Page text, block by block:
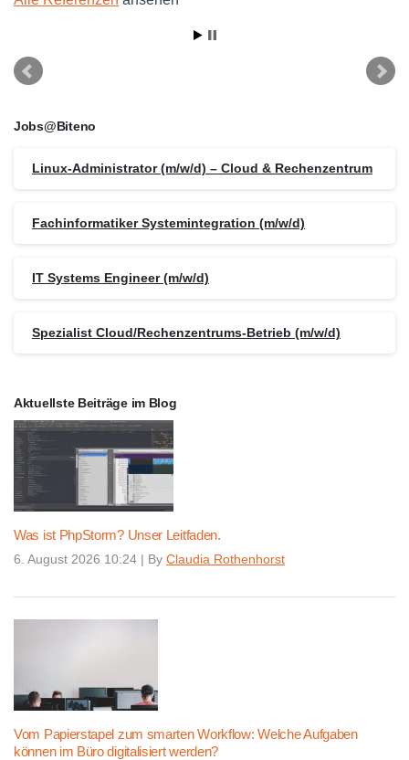
Jobs@Biteno
Linux-Administrator (m/w/d) – Cloud & Rechenzentrum
Fachinformatiker Systemintegration (m/w/d)
IT Systems Engineer (m/w/d)
Spezialist Cloud/Rechenzentrums-Betrieb (m/w/d)
Aktuellste Beiträge im Blog
Was ist PhpStorm? Unser Leitfaden.
6. August 2026 10:24 | By Claudia Rothenhorst
Vom Papierstapel zum smarten Workflow: Welche Aufgaben
können im Büro digitalisiert werden?